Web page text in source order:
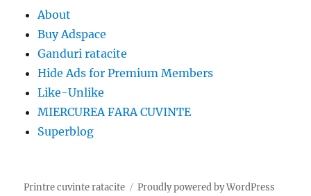
About
Buy Adspace
Ganduri ratacite
Hide Ads for Premium Members
Like-Unlike
MIERCUREA FARA CUVINTE
Superblog
Printre cuvinte ratacite Proudly powered by WordPress